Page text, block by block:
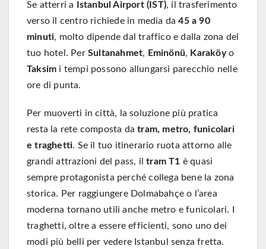
Se atterri a Istanbul Airport (IST), il trasferimento
verso il centro richiede in media da45 a 90
minuti, molto dipende dal traffico e dalla zona del
tuo hotel. Per Sultanahmet, Eminönü, Karaköyo
Taksim i tempi possono allungarsi parecchio nelle
ore di punta.
Per muoverti in città, la soluzione più pratica
resta la rete composta datram, metro, funicolari
e traghetti. Se il tuo itinerario ruota attorno alle
grandi attrazioni del pass, iltram T1 è quasi
sempre protagonista perché collega bene la zona
storica. Per raggiungere Dolmabahçe o l’area
moderna tornano utili anche metro e funicolari. I
traghetti, oltre a essere efficienti, sono uno dei
modi più belli per vedere Istanbul senza fretta.